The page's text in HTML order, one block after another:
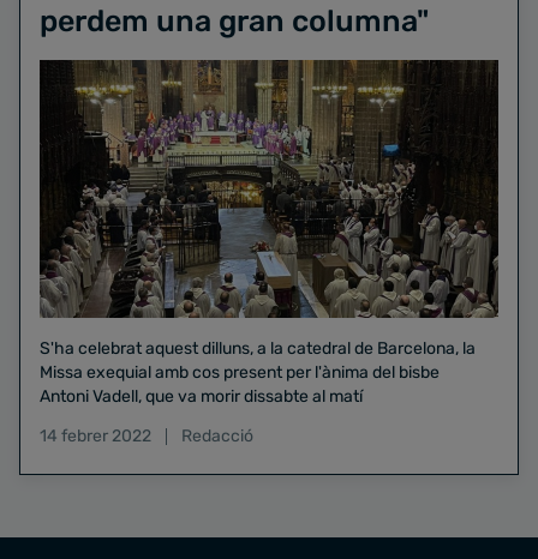
perdem una gran columna"
S'ha celebrat aquest dilluns, a la catedral de Barcelona, la
Missa exequial amb cos present per l'ànima del bisbe
Antoni Vadell, que va morir dissabte al matí
14 febrer 2022
Redacció